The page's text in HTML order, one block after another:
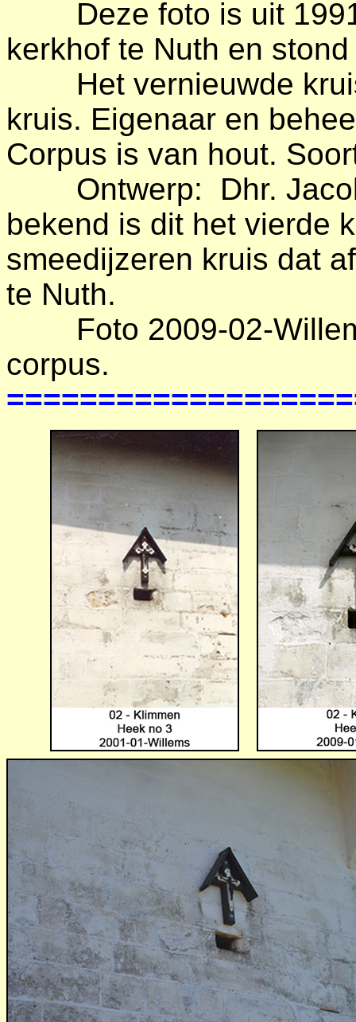
Deze foto is uit 1991.
kerkhof te Nuth en
Het vernieuwde kruis
kruis. Eigenaar en
Corpus is van hout.
Ontwerp: Dhr.
bekend is dit het vierde
smeedijzeren kruis dat
te Nuth.
Foto 2009-02-
corpus.